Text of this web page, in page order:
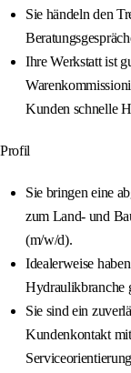
Sie händeln den
Ihre Werkstatt ist
Kunden schnelle
Profil
Sie bringen eine
zum Land- und
(m/w/d).
Idealerweise
Hydraulikbranche
Sie sind ein
Kundenkontakt